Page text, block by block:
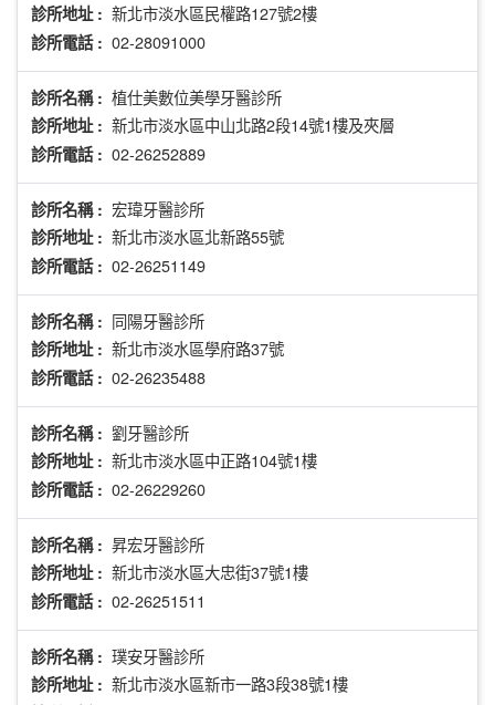
診所地址 : 新北市淡水區民權路127號2樓
診所電話 : 02-28091000
診所名稱 : 植仕美數位美學牙醫診所
診所地址 : 新北市淡水區中山北路2段14號1樓及夾層
診所電話 : 02-26252889
診所名稱 : 宏瑋牙醫診所
診所地址 : 新北市淡水區北新路55號
診所電話 : 02-26251149
診所名稱 : 同陽牙醫診所
診所地址 : 新北市淡水區學府路37號
診所電話 : 02-26235488
診所名稱 : 劉牙醫診所
診所地址 : 新北市淡水區中正路104號1樓
診所電話 : 02-26229260
診所名稱 : 昇宏牙醫診所
診所地址 : 新北市淡水區大忠街37號1樓
診所電話 : 02-26251511
診所名稱 : 璞安牙醫診所
診所地址 : 新北市淡水區新市一路3段38號1樓